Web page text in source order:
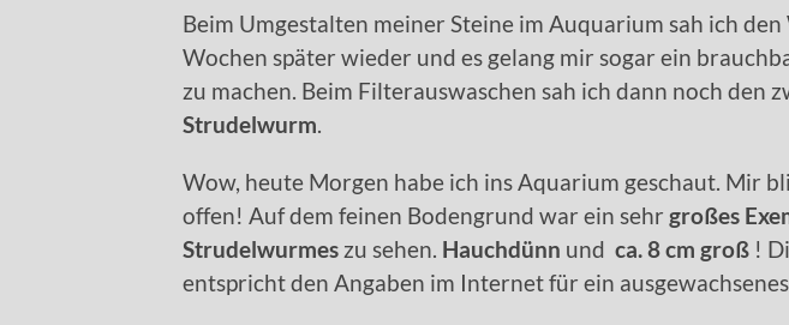
Beim Umgestalten meiner Steine im Auquarium sah ich den
Wochen später wieder und es gelang mir sogar ein
zu machen. Beim Filterauswaschen sah ich dann noch den
Strudelwurm
Wow, heute Morgen habe ich ins Aquarium geschaut. Mir
offen! Auf dem feinen Bodengrund war ein sehr großes
Strudelwurmes zu sehen. Hauchdünn und ca. 8 cm groß !
entspricht den Angaben im Internet für ein ausgewachsenes